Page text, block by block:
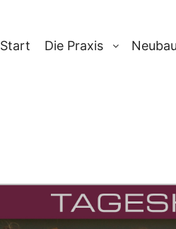
Start Die Praxis